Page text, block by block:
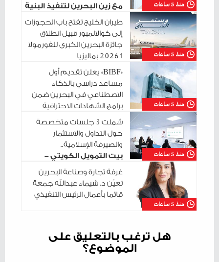
منذ 5 ساعات
مع زين البحرين لتنفيذ البنية
التحتية الرقمية
منذ 5 ساعات
طيران الخليج تفتح باب الحجوزات
إلى كوالالمبور قبيل انطلاق
جائزة البحرين الكبرى للفورمولا
1 2026 بماليزيا
منذ 5 ساعات
«BIBF» يعلن تقديم أول
مساعد دراسي بالذكاء
الاصطناعي في البحرين ضمن
برامج الشهادات الاحترافية
منذ 5 ساعات
شملت 3 جلسات متخصصة
حول التداول والاستثمار
والصيرفة الإسلامية..
بيت التمويل الكويتي -
البحرين يختتم سلسلة جلساته التدريبية في
مدينة شباب 2030
منذ 5 ساعات
غرفة تجارة وصناعة البحرين
تعيّن د. شيماء عبدالله جمعة
قائما بأعمال الرئيس التنفيذي
هل ترغب بالتعليق على
الموضوع؟